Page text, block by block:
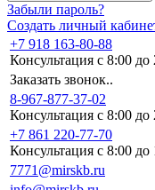
Забыли пароль?
Создать личный
+7 918 163-80-88
Консультация с 8:00 до
Заказать звонок..
8-967-877-37-02
Консультация с 8:00 до
+7 861 220-77-70
Консультация с 8:00 до
7771@mirskb.ru